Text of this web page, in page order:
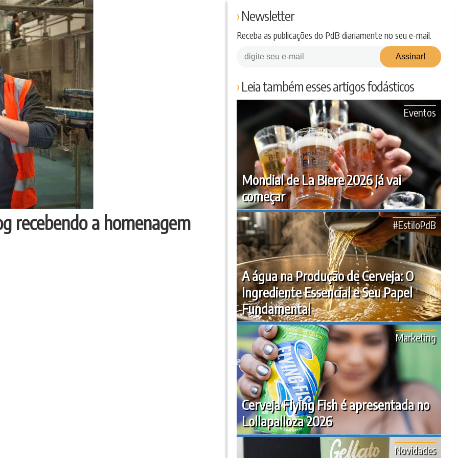
recebendo a homenagem
Newsletter
Receba as publicações do PdB diariamente no seu e-mail.
Leia também esses artigos fodásticos
Mondial de La Biere 2026 já vai
começar
Eventos
A água na Produção de Cerveja: O
Ingrediente Essencial e Seu Papel
Fundamental
#EstiloPdB
Cerveja Flying Fish é apresentada no
Lollapalloza 2026
Marketing
Novidades